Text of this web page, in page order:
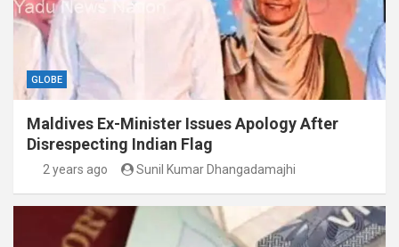
GLOBE
Maldives Ex-Minister Issues Apology After
Disrespecting Indian Flag
2 years ago Sunil Kumar Dhangadamajhi